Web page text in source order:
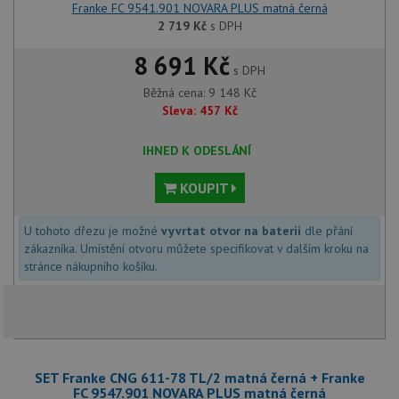
Franke FC 9541.901 NOVARA PLUS matná černá
2 719 Kčs DPH
8 691 Kč s DPH
Běžná cena: 9 148 Kč
Sleva: 457 Kč
IHNED K ODESLÁNÍ
KOUPIT
U tohoto dřezu je možné vyvrtat otvor na baterii dle přání
zákazníka. Umístění otvoru můžete specifikovat v dalším kroku na
stránce nákupního košíku.
SET Franke CNG 611-78 TL/2 matná černá + Franke
FC 9547.901 NOVARA PLUS matná černá